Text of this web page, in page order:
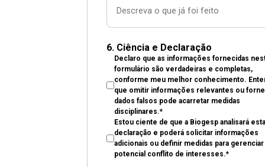
6. Ciência e Declaração
Declaro que as informações fornecidas
formulário são verdadeiras e completas,
conforme meu melhor conhecimento.
que omitir informações relevantes ou
dados falsos pode acarretar medidas
disciplinares.*
Estou ciente de que a Biogesp analisará esta
declaração e poderá solicitar informações
adicionais ou definir medidas para
potencial conflito de interesses.*